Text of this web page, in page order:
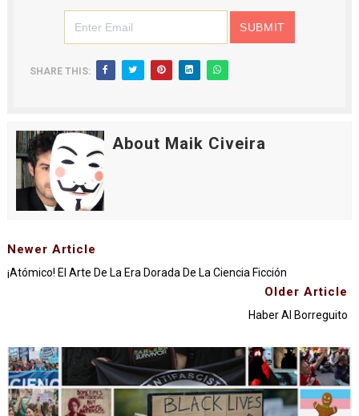
SHARE THIS:
About Maik Civeira
Newer Article
¡Atómico! El Arte De La Era Dorada De La Ciencia Ficción
Older Article
Haber Al Borreguito